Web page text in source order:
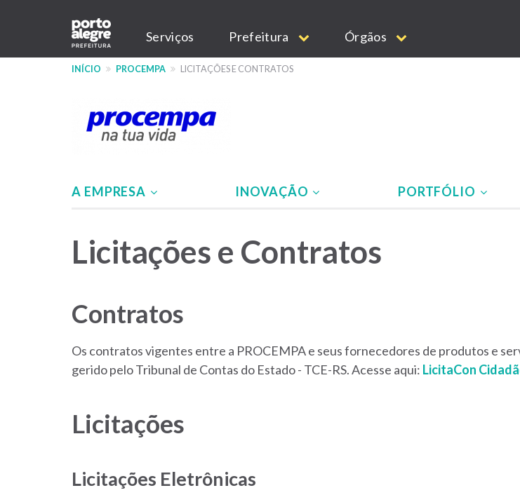
conteúdo
Main
navigation
Serviços Prefeitura Órgãos
INÍCIO PROCEMPA LICITAÇÕES E CONTRATOS
-
PROCEMPA
A EMPRESA INOVAÇÃO PORTFÓLIO
Licitações e Contratos
Contratos
Os contratos vigentes entre a PROCEMPA e seus fornecedores de produtos e
gerido pelo Tribunal de Contas do Estado - TCE-RS. Acesse aqui: LicitaCon
Licitações
Licitações Eletrônicas